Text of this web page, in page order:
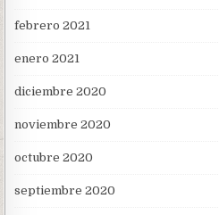
febrero 2021
enero 2021
diciembre 2020
noviembre 2020
octubre 2020
septiembre 2020